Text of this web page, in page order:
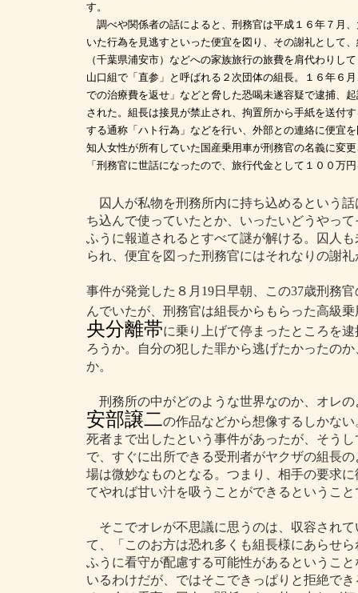
す。
調べや関係者の話によると、刑務官は平成１６年７月
いた行為を見逃すといった便宜を図り、その謝礼として
（千葉県浦安市）などへの家族旅行の旅費を肩代わりし
山口組で「直参」と呼ばれる２次団体の組長。１６年６
での治療費を返せ」などと脅した恐喝未遂容疑で逮捕、
された。組長は接見が禁止され、拘置所から手紙を送付
する通称「ハト行為」などを行い、外部との連絡に便宜
知人女性が所有していた国産乗用車が刑務官の名義に変
「刑務官に世話になったので、旅行代金として１００万
囚人が私物を刑務所内に持ち込めるという
ち込んで使っていたとか、いったいどうやっ
ふうに報道されるとすべて謎が解ける。囚人
られ、便宜を図った刑務官にはそれなりの謝
事件が発覚した８月19日早朝、この37歳刑務
んでいたが、刑務官は組長からもらった高級
央分離帯に乗り上げて停まったところを
ろうか。自分の犯した罪から逃げたかったの
か。
刑務所の中がどのような世界なのか、オレ
安部譲二の作品などから想像するしかな
死者まで出したという事件があったが、そう
で、すぐに出所できる受刑者がヤクザの組長
場は微妙なものとなる。つまり、相手の要求
てやれば甘い汁を吸うことができるということ
そこでオレが不思議に思うのは、収容され
て、「このお方は恐れ多くも組長様にあらせ
ふうに看守が配慮する可能性があるというこ
いるわけだが、ではそこできっぱりと拒絶で